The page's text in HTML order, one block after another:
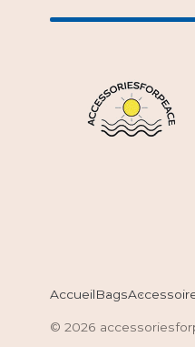
AccueilBags
2026